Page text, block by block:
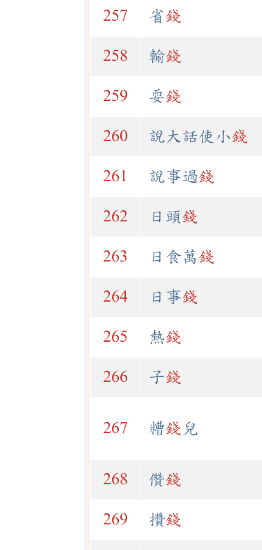
257 省錢
258 輸錢
259 耍錢
260 說大話使小錢
261 說事過錢
262 日頭錢
263 日食萬 錢
264 日事錢
265 熱錢
266 子錢
267 糟錢 兒
268 儹錢
269 攢錢